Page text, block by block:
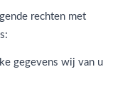
rechten met
gegevens wij van u